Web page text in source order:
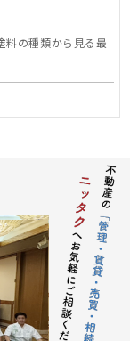
料の種類から見る最